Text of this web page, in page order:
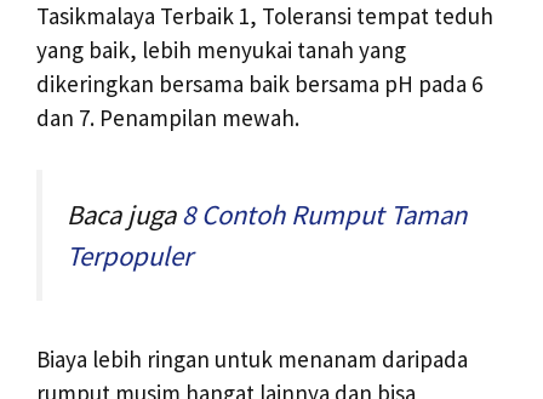
Tasikmalaya Terbaik 1, Toleransi tempat teduh
yang baik, lebih menyukai tanah yang
dikeringkan bersama baik bersama pH pada 6
dan 7. Penampilan mewah.
Baca juga8 Contoh Rumput Taman
Terpopuler
Biaya lebih ringan untuk menanam daripada
rumput musim hangat lainnya dan bisa